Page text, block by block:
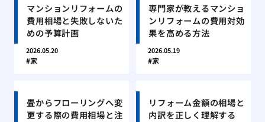
マンションリフォームの
費用相場と失敗しないた
めの予算計画
2026.05.20
家
専門家が教えるマンショ
ンリフォームの費用対効
果を高める方法
2026.05.19
家
畳からフローリングへ変
更する際の費用相場と注
リフォーム金額の相場と
内訳を正しく理解する